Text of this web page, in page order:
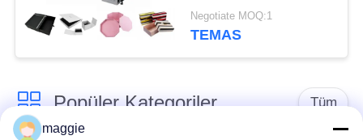
Makine Çift Kutu
Yapma Makinesi
Negotiate MOQ:1
TEMAS
Popüler Kategoriler Tüm
maggie